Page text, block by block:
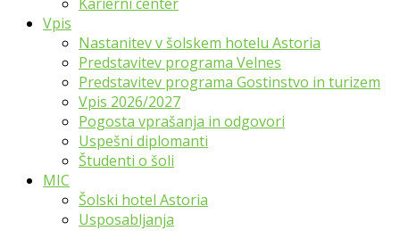
Vpis
Nastanitev v šolskem hotelu Astoria
Predstavitev programa Velnes
Predstavitev programa Gostinstvo in turizem
Vpis 2026/2027
Pogosta vprašanja in odgovori
Uspešni diplomanti
Študenti o šoli
MIC
Šolski hotel Astoria
Usposabljanja